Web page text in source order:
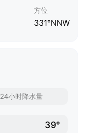
方位
331°NNW
24小时降水量
39°